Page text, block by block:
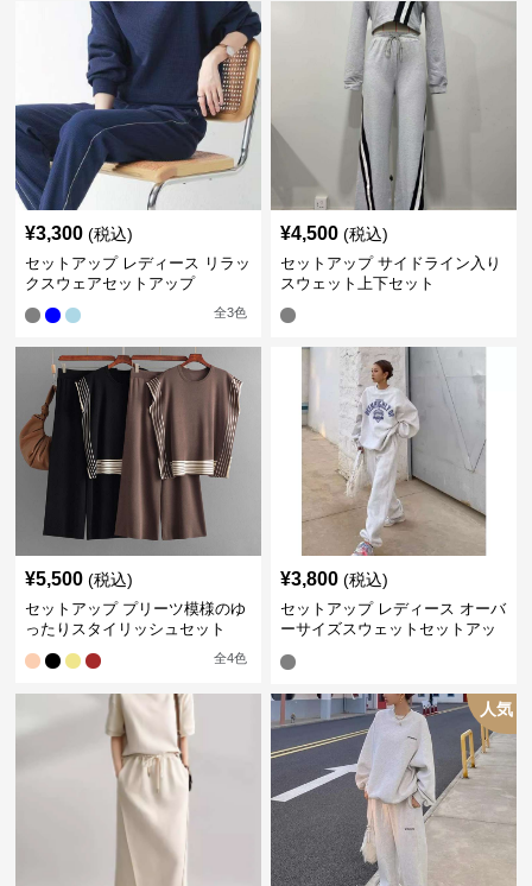
¥3,300 (税込)
セットアップ レディース リラッ
クスウェアセットアップ
全3色
¥4,500 (税込)
セットアップ サイドライン入り
スウェット上下セット
¥5,500 (税込)
セットアップ プリーツ模様のゆ
ったりスタイリッシュセット
全4色
¥3,800 (税込)
セットアップ レディース オーバ
ーサイズスウェットセットアッ
人気